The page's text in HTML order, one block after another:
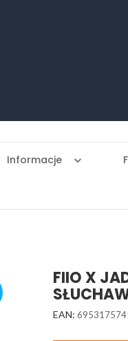
Informacje keyboard_arrow_down
FIIO X
EAN: